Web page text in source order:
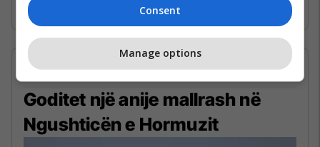
shumë.
05/05/2026 • 23:42
Goditet një anije mallrash në
Ngushticën e Hormuzit
Consent
Manage options